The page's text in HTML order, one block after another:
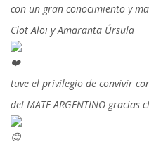
con un gran conocimiento y
Clot Aloi y Amaranta Úrsula
tuve el privilegio de convivir
del MATE ARGENTINO gracias